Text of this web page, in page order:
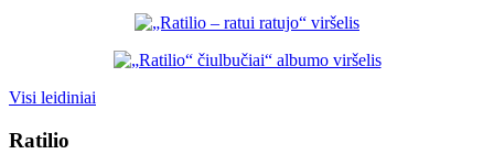
Visi leidiniai
Ratilio